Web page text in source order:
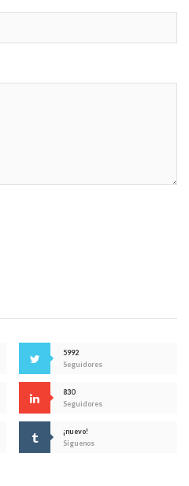
5992
Seguidores
830
Seguidores
¡nuevo!
Síguenos